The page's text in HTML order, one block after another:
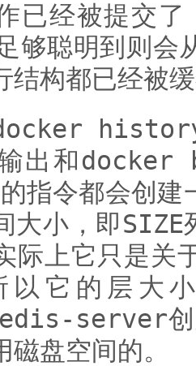
已经被提交
够聪明到则会
结构都已经被
出和docker
指令都会创
大小，即SIZE
际上它只是关
以它的层大
server
盘空间的。